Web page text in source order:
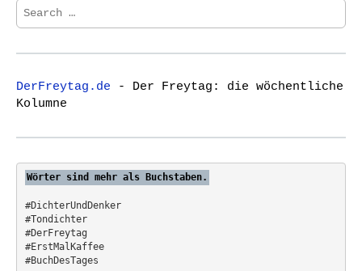
v
g
a
t
o
n
S
e
r
h
f
r
DerFreytag.de - Der Freytag: die wöchentliche
Kolumne
Wörter sind mehr als Buchstaben.
#DichterUndDenker
#Tondichter
#DerFreytag
#ErstMalKaffee
#BuchDesTages